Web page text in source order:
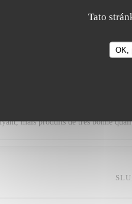
Tato
OK,
mais produits de très bonne